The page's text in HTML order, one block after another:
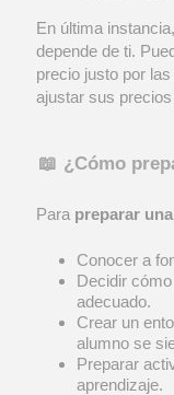
En última
depende de ti.
precio justo por
ajustar sus
📖 ¿Cómo
Para preparar
Conocer a
Decidir
adecuado.
Crear un
alumno se
Preparar
aprendizaje.